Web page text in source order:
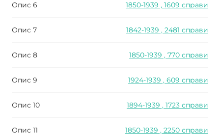
Опис 6 1850-1939 , 1609 справи
Опис 7 1842-1939 , 2481 справи
Опис 8 1850-1939 , 770 справи
Опис 9 1924-1939 , 609 справи
Опис 10 1894-1939 , 1723 справи
Опис 11 1850-1939 , 2250 справи